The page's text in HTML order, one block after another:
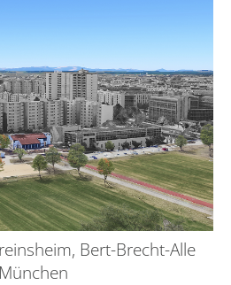
Bert-Brecht-Alle
München